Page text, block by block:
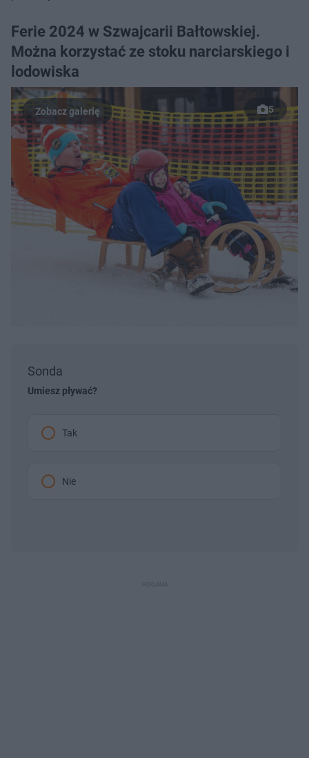
Ferie 2024 w Szwajcarii Bałtowskiej.
Można korzystać ze stoku narciarskiego i
lodowiska
5
Sonda
Umiesz pływać?
Tak
Nie